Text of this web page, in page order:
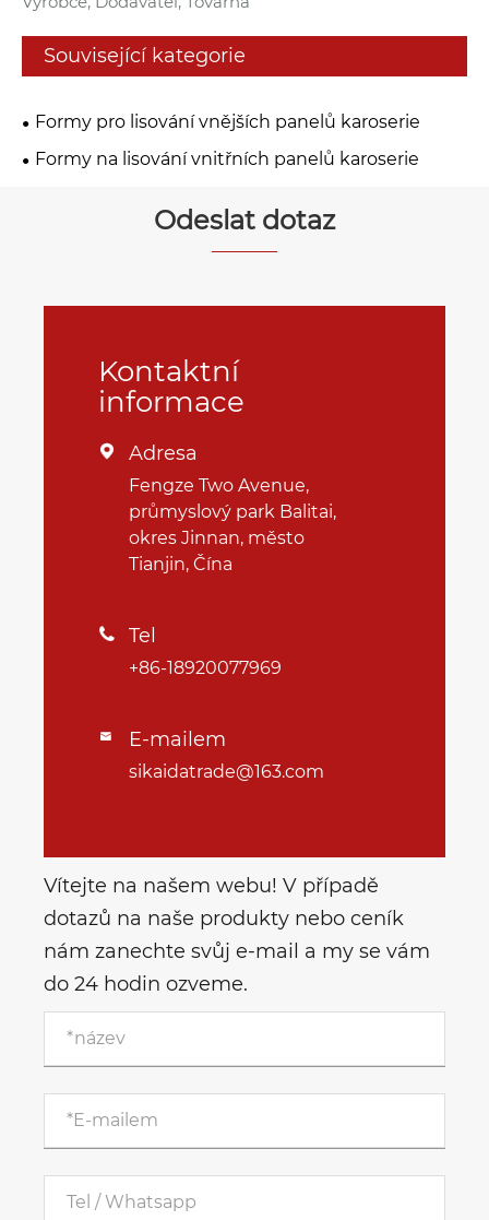
Související kategorie
Formy pro lisování vnějších panelů karoserie
Formy na lisování vnitřních panelů karoserie
Odeslat dotaz
Kontaktní
informace
 Adresa
Fengze Two Avenue,
průmyslový park Balitai,
okres Jinnan, město
Tianjin, Čína
 Tel
+86-18920077969
 E-mailem
sikaidatrade@163.com
Vítejte na našem webu! V případě
dotazů na naše produkty nebo ceník
nám zanechte svůj e-mail a my se vám
do 24 hodin ozveme.